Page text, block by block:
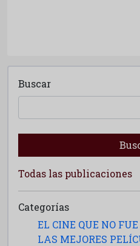
Buscar
Todas las publicaciones
Categorías
EL CINE QUE NO FUE
LAS MEJORES